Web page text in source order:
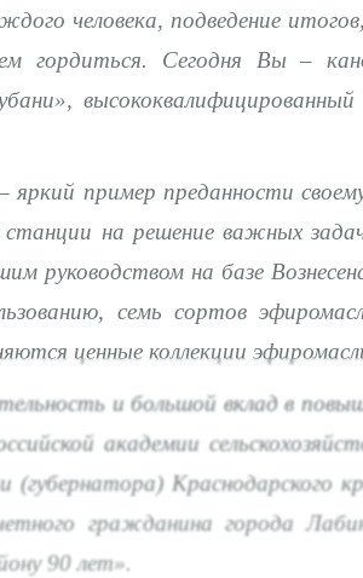
человека, подведение
Сегодня Вы –
пример преданности
на решение важных
руководством на базе
семь сортов
ценные коллекции
и большой вклад в
академии
Краснодарского
гражданина города
90 лет».